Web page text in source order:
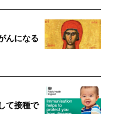
んになる
て接種で